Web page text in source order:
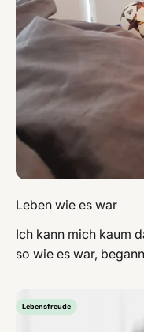
Leben wie es war
Ich kann mich kaum
so wie es war,
Lebensfreude